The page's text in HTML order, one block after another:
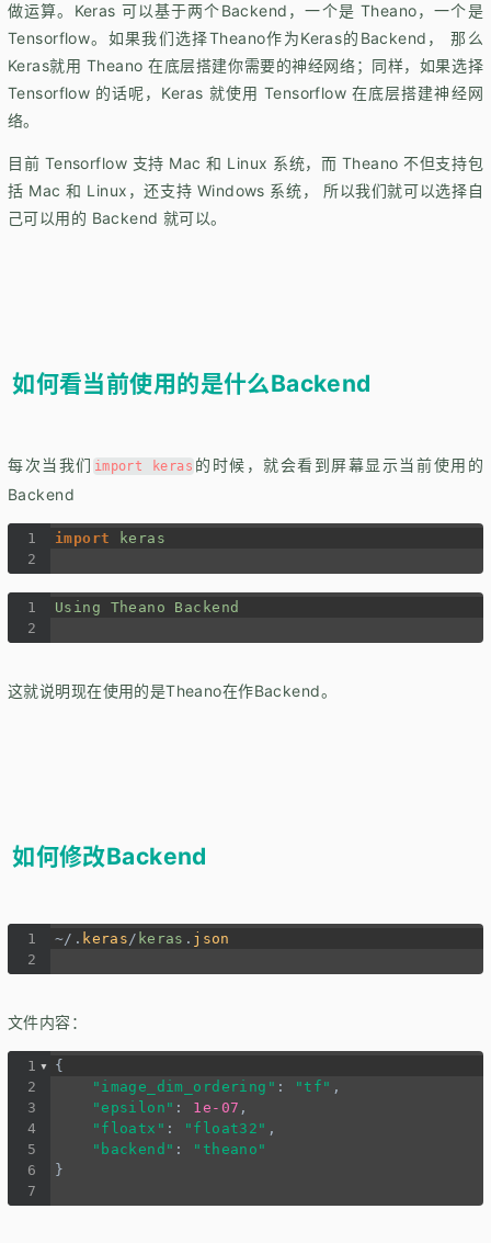
做运算。Keras 可以基于两个Backend，一个是 Theano，一个是
Tensorflow。如果我们选择Theano作为Keras的Backend， 那么
Keras就用 Theano 在底层搭建你需要的神经网络；同样，如果选择
Tensorflow 的话呢，Keras 就使用 Tensorflow 在底层搭建神经网
络。
目前 Tensorflow 支持 Mac 和 Linux 系统，而 Theano 不但支持包
括 Mac 和 Linux，还支持 Windows 系统， 所以我们就可以选择自
己可以用的 Backend 就可以。
如何看当前使用的是什么Backend
每次当我们 import keras 的时候，就会看到屏幕显示当前使用的
Backend
1 import
keras
2
1 Using Theano
Backend
2
这就说明现在使用的是Theano在作Backend。
如何修改Backend
1 ~/ . keras/ keras . json
2
文件内容：
1
{
2
"image_dim_ordering" : "tf" ,
3
"epsilon" : 1e-07 ,
4
"floatx" : "float32" ,
5
"backend" :
"theano"
6
}
7